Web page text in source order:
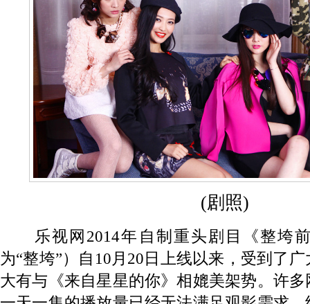
(剧照)
乐视网2014年自制重头剧目《整垮
为“整垮”）自10月20日上线以来，受到了
大有与《来自星星的你》相媲美架势。许